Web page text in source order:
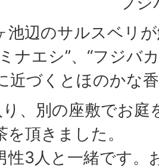
池辺のサルスベリ
ナエシ”、“フジバ
近づくとほのかな
り、別の座敷でお
頂きました。
性3人と一緒です。